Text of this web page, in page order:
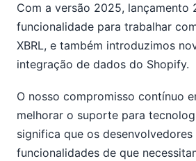
Com a versão 2025, lançamento
funcionalidade para trabalhar
XBRL, e também introduzimos
integração de dados do Shopify.
O nosso compromisso contínuo
melhorar o suporte para
significa que os desenvolvedores
funcionalidades de que